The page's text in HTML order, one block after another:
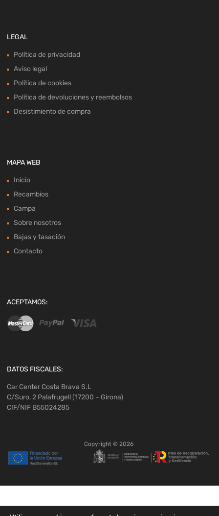
LEGAL
Política de privacidad
Aviso legal
Política de cookies
Política de devoluciones y reembolsos
Desistimiento de compra
MAPA WEB
Inicio
Recambios
Campa
Sobre nosotros
Bajas y tasación
Contacto
ACEPTAMOS:
DATOS FISCALES:
Car Center Costa Brava S.L
C/Suro, 2 Palafrugell (17200 – Girona)
CIF/NIF B55024285
Copyright © 2026